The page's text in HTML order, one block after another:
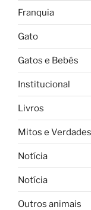
Franquia
Gato
Gatos e Bebês
Institucional
Livros
Mitos e Verdades
Notícia
Notícia
Outros animais